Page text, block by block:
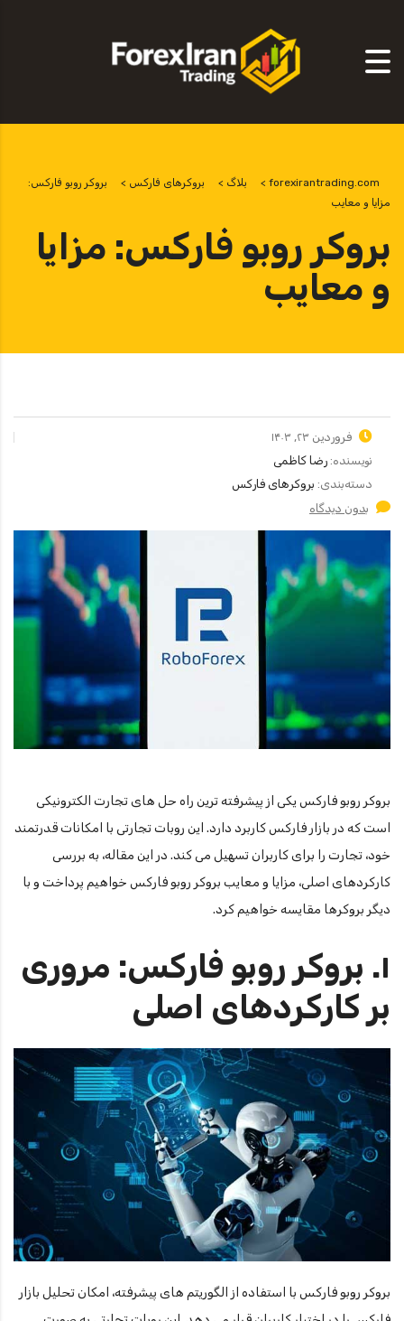
forexirantrading.com
> بلاگ > بروکرهای فارکس >
بروکر روبو فارکس:
مزایا و معایب
بروکر روبو فارکس: مزایا
و معایب
فروردین ۲۳, ۱۴۰۳
نویسنده: رضا کاظمی
دسته‌بندی: بروکرهای فارکس
بدون دیدگاه
بروکر روبو فارکس یکی از پیشرفته ترین راه حل های تجارت الکترونیکی
است که در بازار فارکس کاربرد دارد. این روبات تجارتی با امکانات قدرتمند
خود، تجارت را برای کاربران تسهیل می کند. در این مقاله، به بررسی
کارکردهای اصلی، مزایا و معایب بروکر روبو فارکس خواهیم پرداخت و با
دیگر بروکرها مقایسه خواهیم کرد.
۱. بروکر روبو فارکس: مروری
بر کارکردهای اصلی
بروکر روبو فارکس با استفاده از الگوریتم های پیشرفته، امکان تحلیل بازار